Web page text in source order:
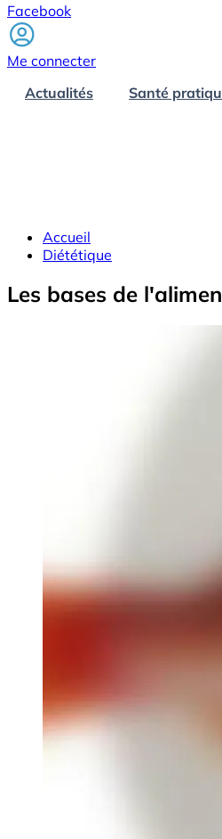
Facebook
Me connecter
Actualités
Santé
Accueil
Diététique
Les bases de